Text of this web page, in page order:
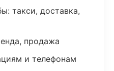
такси, доставка,
продажа
и телефонам